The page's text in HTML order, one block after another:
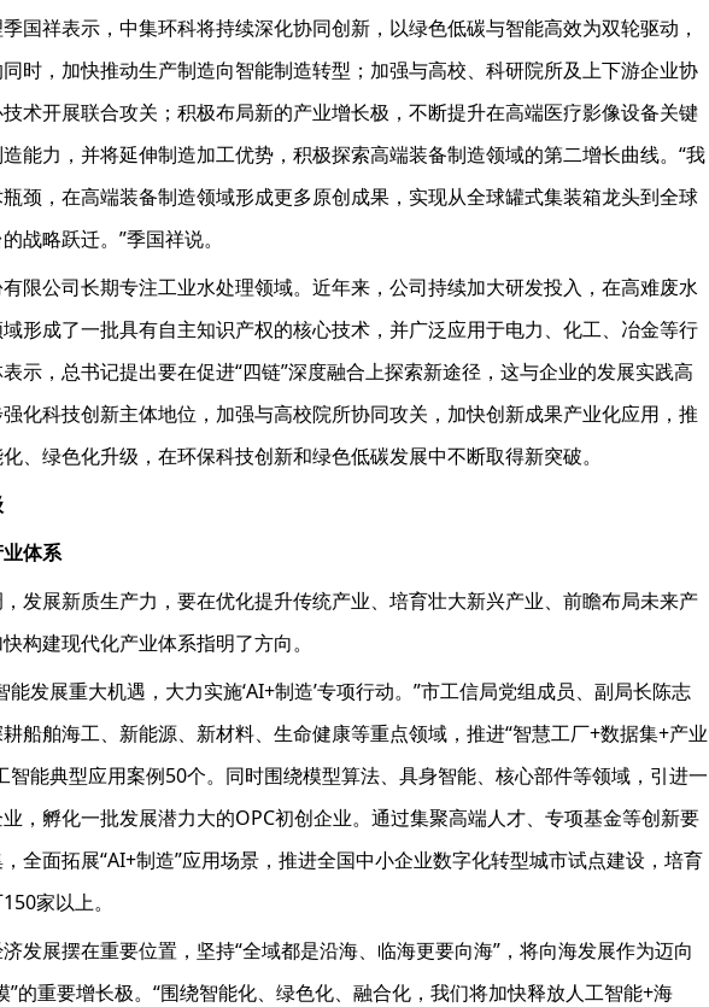
国祥表示，中集环科将持续深化协同创新，以绿色低碳与智能高效为双轮驱动，
时，加快推动生产制造向智能制造转型；加强与高校、科研院所及上下游企业协
术开展联合攻关；积极布局新的产业增长极，不断提升在高端医疗影像设备关键
能力，并将延伸制造加工优势，积极探索高端装备制造领域的第二增长曲线。“我
颈，在高端装备制造领域形成更多原创成果，实现从全球罐式集装箱龙头到全球
战略跃迁。”季国祥说。
限公司长期专注工业水处理领域。近年来，公司持续加大研发投入，在高难废水
形成了一批具有自主知识产权的核心技术，并广泛应用于电力、化工、冶金等行
示，总书记提出要在促进“四链”深度融合上探索新途径，这与企业的发展实践高
化科技创新主体地位，加强与高校院所协同攻关，加快创新成果产业化应用，推
、绿色化升级，在环保科技创新和绿色低碳发展中不断取得新突破。
体系
发展新质生产力，要在优化提升传统产业、培育壮大新兴产业、前瞻布局未来产
构建现代化产业体系指明了方向。
能发展重大机遇，大力实施‘AI+制造’专项行动。”市工信局党组成员、副局长陈志
船舶海工、新能源、新材料、生命健康等重点领域，推进“智慧工厂+数据集+产业
智能典型应用案例50个。同时围绕模型算法、具身智能、核心部件等领域，引进一
，孵化一批发展潜力大的OPC初创企业。通过集聚高端人才、专项基金等创新要
全面拓展“AI+制造”应用场景，推进全国中小企业数字化转型城市试点建设，培育
家以上。
发展摆在重要位置，坚持“全域都是沿海、临海更要向海”，将向海发展作为迈向
”的重要增长极。“围绕智能化、绿色化、融合化，我们将加快释放人工智能+海